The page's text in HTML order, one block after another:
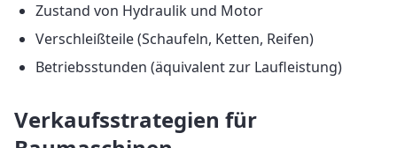
Zustand von Hydraulik und Motor
Verschleißteile (Schaufeln, Ketten, Reifen)
Betriebsstunden (äquivalent zur Laufleistung)
Verkaufsstrategien für